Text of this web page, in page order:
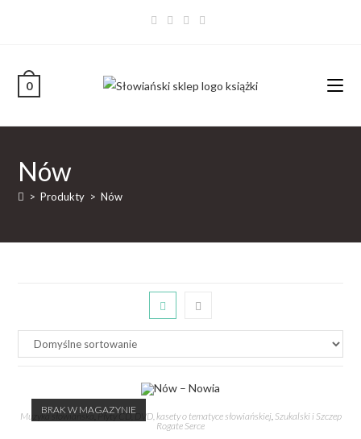
0
Nów
> Produkty > Nów
BRAK W MAGAZYNIE
Muzyka słowiańska,Płyty CD, DVD, kasety o tematyce słowiańskiej, Szukalski i Szczep
Rogate Serce